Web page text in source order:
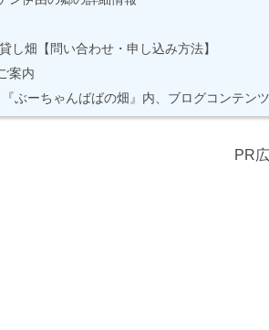
し畑【問い合わせ・申し込み方法】
案内
ぶーちゃんばばの畑』内、ブログコンテン
PR